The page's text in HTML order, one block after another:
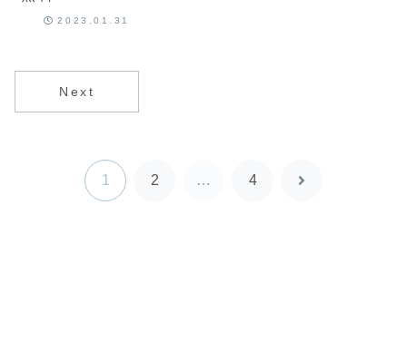
での利用条件
や比較につい
て最新版を解
2023.01.31
Next
1 2 … 4
次